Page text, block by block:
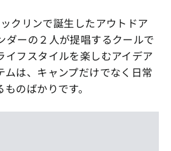
クリンで誕生したアウトドア
ダーの２人が提唱するクールで
イフスタイルを楽しむアイデア
ムは、キャンプだけでなく日常
のばかりです。